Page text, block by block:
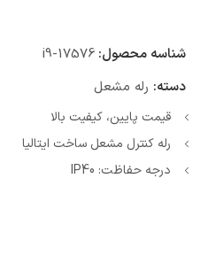
شناسه محصول:i9-17576
دسته: رله مشعل
قیمت پایین، کیفیت بالا
رله کنترل مشعل ساخت ایتالیا
درجه حفاظت: IP40